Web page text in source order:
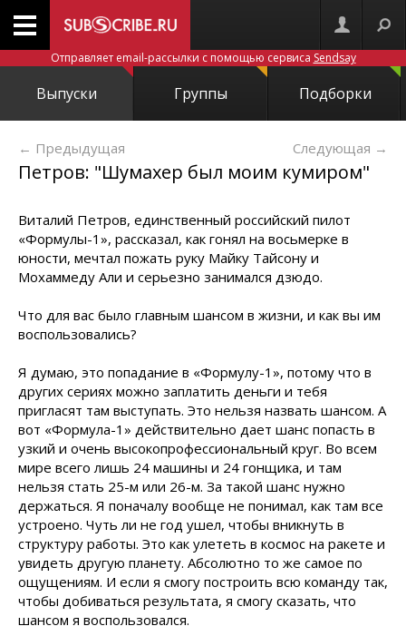
Отправляет email-рассылки с помощью сервиса Sendsay
Выпуски Группы Подборки
← Предыдущая Следующая →
Петров: "Шумахер был моим кумиром"
Виталий Петров, единственный российский пилот
«Формулы-1», рассказал, как гонял на восьмерке в
юности, мечтал пожать руку Майку Тайсону и
Мохаммеду Али и серьезно занимался дзюдо.
Что для вас было главным шансом в жизни, и как вы им
воспользовались?
Я думаю, это попадание в «Формулу-1», потому что в
других сериях можно заплатить деньги и тебя
пригласят там выступать. Это нельзя назвать шансом. А
вот «Формула-1» действительно дает шанс попасть в
узкий и очень высокопрофессиональный круг. Во всем
мире всего лишь 24 машины и 24 гонщика, и там
нельзя стать 25-м или 26-м. За такой шанс нужно
держаться. Я поначалу вообще не понимал, как там все
устроено. Чуть ли не год ушел, чтобы вникнуть в
структуру работы. Это как улететь в космос на ракете и
увидеть другую планету. Абсолютно то же самое по
ощущениям. И если я смогу построить всю команду так,
чтобы добиваться результата, я смогу сказать, что
шансом я воспользовался.